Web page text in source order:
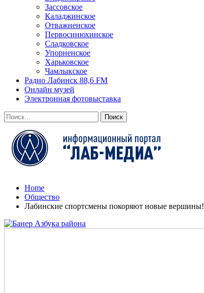
Зассовское
Каладжинское
Отважненское
Первосинюхинское
Сладковское
Упорненское
Харьковское
Чамлыкское
Радио Лабинск 88,6 FM
Онлайн музей
Электронная фотовыставка
Home
Общество
Лабинские спортсмены покоряют новые вершины!